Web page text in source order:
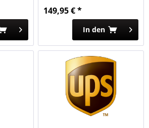
149,95 € *
In den